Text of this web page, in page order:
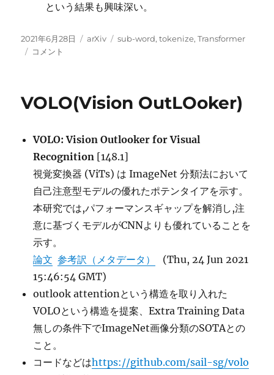
という結果も興味深い。
投
稿
2021年6月28日
カ
arXiv
タ
sub-word,tokenize,Transformer
Charformer:
ー
を
モ
ル
中
に
り
入
れ
た
Transformer
に
コメント
VOLO(Vision OutLOoker)
VOLO: Vision Outlooker for Visual
Recognition [148.1]
視覚変換器 (ViTs) は ImageNet 分類法において
自己注意型モデルの優れたポテンタイアを示す。
本研究では,パフォーマンスギャップを解消し,注
意に基づくモデルがCNNよりも優れていることを
示す。
論文 参考訳（メタデータ）
(Thu, 24 Jun 2021
15:46:54 GMT)
outlook attentionという構造を取り入れた
VOLOという構造を提案、Extra Training Data
無しの条件下でImageNet画像分類のSOTAとの
こと。
コードなどはhttps://github.com/sail-sg/volo